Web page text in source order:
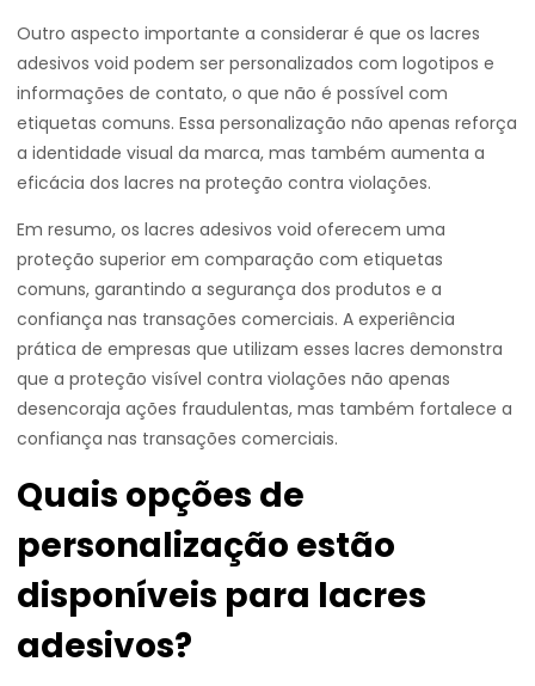
Outro aspecto importante a considerar é que os lacres
adesivos void podem ser personalizados com logotipos e
informações de contato, o que não é possível com
etiquetas comuns. Essa personalização não apenas reforça
a identidade visual da marca, mas também aumenta a
eficácia dos lacres na proteção contra violações.
Em resumo, os lacres adesivos void oferecem uma
proteção superior em comparação com etiquetas
comuns, garantindo a segurança dos produtos e a
confiança nas transações comerciais. A experiência
prática de empresas que utilizam esses lacres demonstra
que a proteção visível contra violações não apenas
desencoraja ações fraudulentas, mas também fortalece a
confiança nas transações comerciais.
Quais opções de
personalização estão
disponíveis para lacres
adesivos?